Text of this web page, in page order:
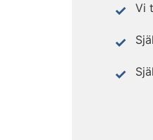
Vi